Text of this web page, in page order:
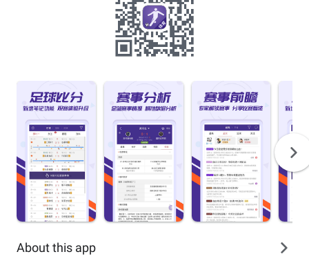
About this app